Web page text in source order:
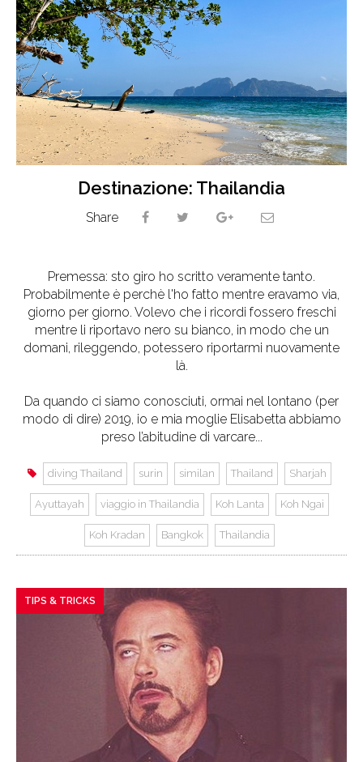
Destinazione: Thailandia
Share
Premessa: sto giro ho scritto veramente tanto.
Probabilmente è perchè l'ho fatto mentre eravamo via,
giorno per giorno. Volevo che i ricordi fossero freschi
mentre li riportavo nero su bianco, in modo che un
domani, rileggendo, potessero riportarmi nuovamente
là.
Da quando ci siamo conosciuti, ormai nel lontano (per
modo di dire) 2019, io e mia moglie Elisabetta abbiamo
preso l’abitudine di varcare...
diving Thailand surin similan Thailand Sharjah
Ayuttayah viaggio in Thailandia Koh Lanta Koh Ngai
Koh Kradan Bangkok Thailandia
TIPS & TRICKS